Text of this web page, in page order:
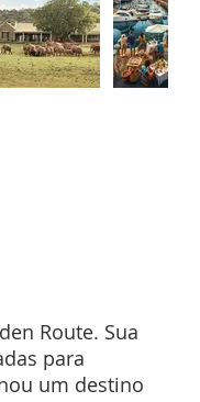
Route. Sua
para
um destino